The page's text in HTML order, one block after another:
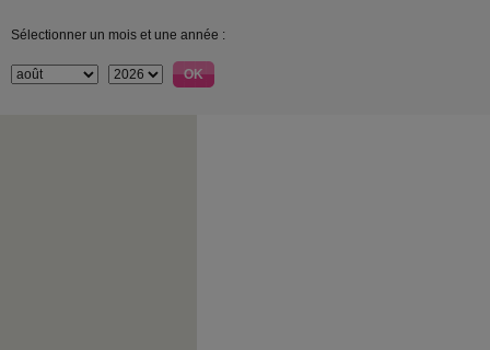
Sélectionner un mois et une année :